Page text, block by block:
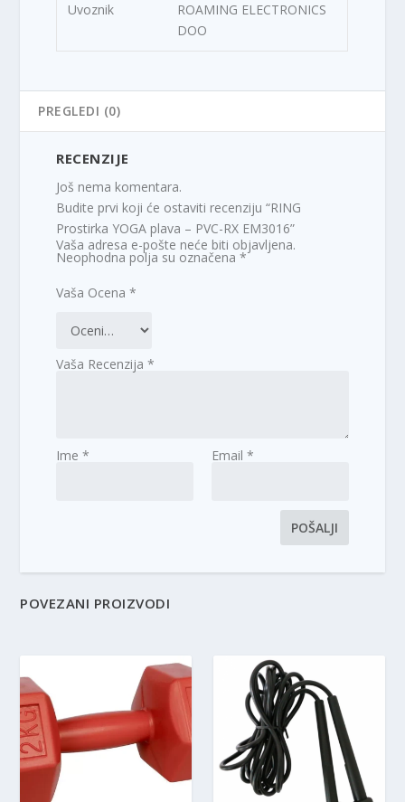
Uvoznik
ROAMING ELECTRONICS
DOO
PREGLEDI (0)
RECENZIJE
Još nema komentara.
Budite prvi koji će ostaviti recenziju “RING
Prostirka YOGA plava – PVC-RX EM3016”
Vaša adresa e-pošte neće biti objavljena.
Neophodna polja su označena*
Vaša Ocena*
Vaša Recenzija*
Ime* Email *
POVEZANI PROIZVODI